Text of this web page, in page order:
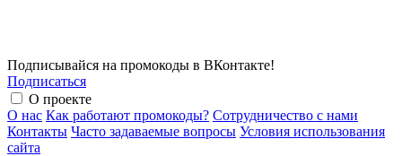
Подписывайся на промокоды в ВКонтакте!
Подписаться
О проекте
О нас Как работают промокоды? Сотрудничество с нами
Контакты Часто задаваемые вопросы Условия использования
сайта